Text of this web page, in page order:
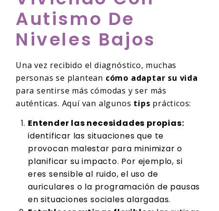
Autismo De
Niveles Bajos
Una vez recibido el diagnóstico, muchas
personas se plantean cómo adaptar su vida
para sentirse más cómodas y ser más
auténticas. Aquí van algunos tips prácticos:
Entender las necesidades propias:
identificar las situaciones que te
provocan malestar para minimizar o
planificar su impacto. Por ejemplo, si
eres sensible al ruido, el uso de
auriculares o la programación de pausas
en situaciones sociales alargadas.